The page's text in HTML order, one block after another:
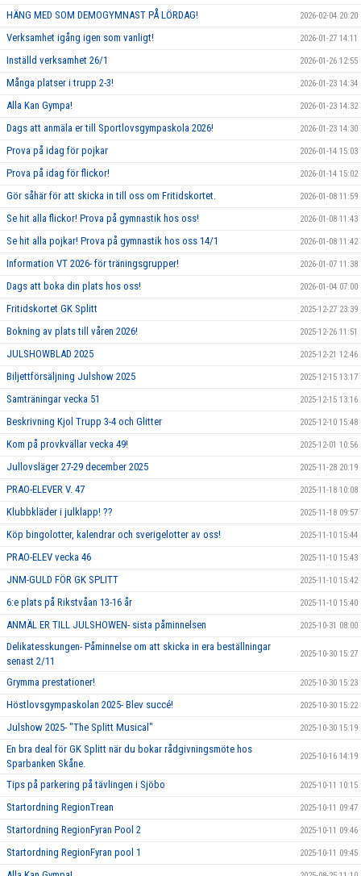
HÄNG MED SOM DEMOGYMNAST PÅ LÖRDAG! 2026-02-04 20:20
Verksamhet igång igen som vanligt! 2026-01-27 14:11
Inställd verksamhet 26/1 2026-01-26 12:55
Många platser i trupp 2-3! 2026-01-23 14:34
Alla Kan Gympa! 2026-01-23 14:32
Dags att anmäla er till Sportlovsgympaskola 2026! 2026-01-23 14:30
Prova på idag för pojkar 2026-01-14 15:03
Prova på idag för flickor! 2026-01-14 15:02
Gör såhär för att skicka in till oss om Fritidskortet. 2026-01-08 11:59
Se hit alla flickor! Prova på gymnastik hos oss! 2026-01-08 11:43
Se hit alla pojkar! Prova på gymnastik hos oss 14/1 2026-01-08 11:42
Information VT 2026- för träningsgrupper! 2026-01-07 11:38
Dags att boka din plats hos oss! 2026-01-04 07:00
Fritidskortet GK Splitt 2025-12-27 23:39
Bokning av plats till våren 2026! 2025-12-26 11:51
JULSHOWBLAD 2025 2025-12-21 12:46
Biljettförsäljning Julshow 2025 2025-12-15 13:17
Samträningar vecka 51 2025-12-15 13:16
Beskrivning Kjol Trupp 3-4 och Glitter 2025-12-10 15:48
Kom på provkvällar vecka 49! 2025-12-01 10:56
Jullovsläger 27-29 december 2025 2025-11-28 20:19
PRAO-ELEVER V. 47 2025-11-18 10:08
Klubbkläder i julklapp! ?? 2025-11-18 09:57
Köp bingolotter, kalendrar och sverigelotter av oss! 2025-11-10 15:44
PRAO-ELEV vecka 46 2025-11-10 15:43
JNM-GULD FÖR GK SPLITT 2025-11-10 15:42
6:e plats på Rikstvåan 13-16 år 2025-11-10 15:40
ANMÄL ER TILL JULSHOWEN- sista påminnelsen 2025-10-31 08:00
Delikatesskungen- Påminnelse om att skicka in era beställningar
senast 2/11
2025-10-30 15:27
Grymma prestationer! 2025-10-30 15:23
Höstlovsgympaskolan 2025- Blev succé! 2025-10-30 15:22
Julshow 2025- "The Splitt Musical" 2025-10-30 15:19
En bra deal för GK Splitt när du bokar rådgivningsmöte hos
Sparbanken Skåne.
2025-10-16 14:19
Tips på parkering på tävlingen i Sjöbo 2025-10-11 10:15
Startordning RegionTrean 2025-10-11 09:47
Startordning RegionFyran Pool 2 2025-10-11 09:46
Startordning RegionFyran pool 1 2025-10-11 09:45